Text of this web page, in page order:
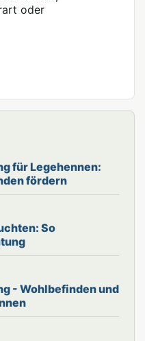
oder
für Legehennen:
fördern
So
- Wohlbefinden und